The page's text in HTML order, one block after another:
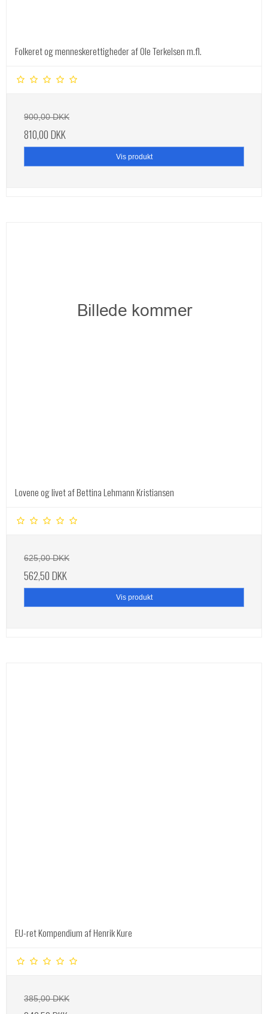
Folkeret og menneskerettigheder af Ole Terkelsen m.fl.
900,00 DKK
810,00 DKK
Vis produkt
Lovene og livet af Bettina Lehmann Kristiansen
625,00 DKK
562,50 DKK
Vis produkt
EU-ret Kompendium af Henrik Kure
385,00 DKK